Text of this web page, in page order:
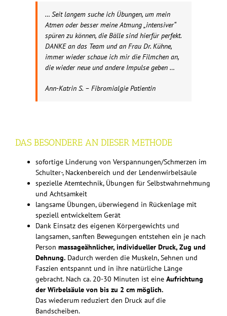
… Seit langem suche ich Übungen, um mein
Atmen oder besser meine Atmung „intensiver“
spüren zu können, die Bälle sind hierfür perfekt.
DANKE an das Team und an Frau Dr. Kühne,
immer wieder schaue ich mir die Filmchen an,
die wieder neue und andere Impulse geben …
Ann-Katrin S. – Fibromialgie Patientin
DAS BESONDERE AN DIESER METHODE
sofortige Linderung von Verspannungen/Schmerzen im
Schulter-, Nackenbereich und der Lendenwirbelsäule
spezielle Atemtechnik, Übungen für Selbstwahrnehmung
und Achtsamkeit
langsame Übungen, überwiegend in Rückenlage mit
speziell entwickeltem Gerät
Dank Einsatz des eigenen Körpergewichts und
langsamen, sanften Bewegungen entstehen ein je nach
Person massageähnlicher, individueller Druck, Zug und
Dehnung.Dadurch werden die Muskeln, Sehnen und
Faszien entspannt und in ihre natürliche Länge
gebracht. Nach ca. 20-30 Minuten ist eine Aufrichtung
der Wirbelsäule von bis zu 2 cm möglich.
Das wiederum reduziert den Druck auf die
Bandscheiben.